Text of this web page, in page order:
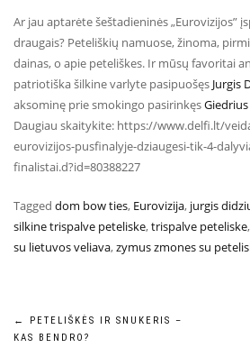
Ar jau aptarėte šeštadieninės „Eurovizijos”
draugais? Peteliškių namuose, žinoma,
dainas, o apie peteliškes. Ir mūsų favoritai
patriotiška šilkine varlyte pasipuošęs Jurgis
aksominę prie smokingo pasirinkęs
Daugiau skaitykite: https://www.delfi.lt/
eurovizijos-pusfinalyje-dziaugesi-tik-4-
finalistai.d?id=80388227
Tagged dom bow ties, Eurovizija, jurgis
silkine trispalve peteliske,trispalve peteliske,
su lietuvos veliava,zymus zmones su
←
PETELIŠKĖS IR SNUKERIS –
KAS BENDRO?